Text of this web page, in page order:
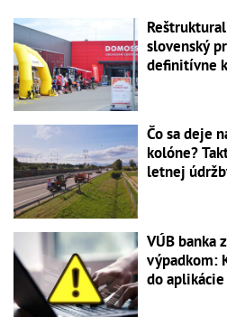
slovenský
definitívne
Čo sa deje
kolóne?
letnej
VÚB banka
výpadkom:
do